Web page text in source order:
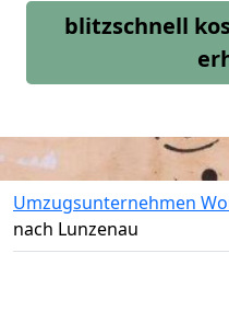
blitzschnell
Umzugsunternehmen
nach Lunzenau